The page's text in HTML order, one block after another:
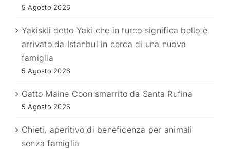
5 Agosto 2026
Yakiskli detto Yaki che in turco significa bello è
arrivato da Istanbul in cerca di una nuova
famiglia
5 Agosto 2026
Gatto Maine Coon smarrito da Santa Rufina
5 Agosto 2026
Chieti, aperitivo di beneficenza per animali
senza famiglia